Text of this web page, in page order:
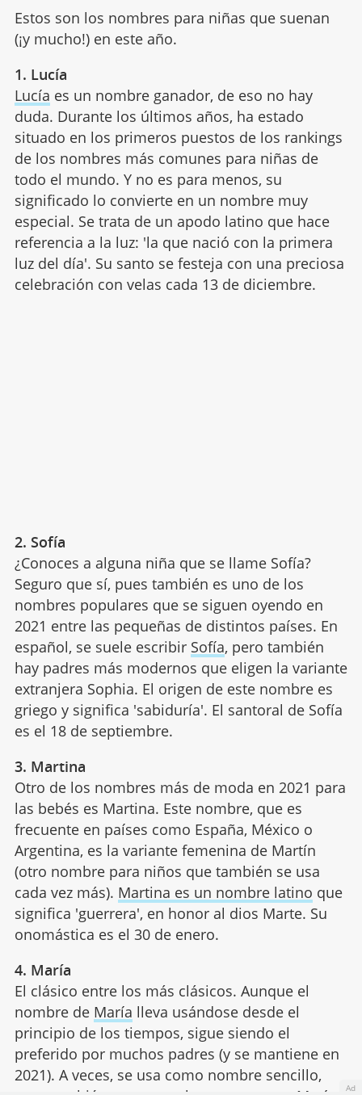
Estos son los nombres para niñas que suenan
(¡y mucho!) en este año.
1. Lucía
Lucía es un nombre ganador, de eso no hay
duda. Durante los últimos años, ha estado
situado en los primeros puestos de los rankings
de los nombres más comunes para niñas de
todo el mundo. Y no es para menos, su
significado lo convierte en un nombre muy
especial. Se trata de un apodo latino que hace
referencia a la luz: 'la que nació con la primera
luz del día'. Su santo se festeja con una preciosa
celebración con velas cada 13 de diciembre.
2. Sofía
¿Conoces a alguna niña que se llame Sofía?
Seguro que sí, pues también es uno de los
nombres populares que se siguen oyendo en
2021 entre las pequeñas de distintos países. En
español, se suele escribir Sofía, pero también
hay padres más modernos que eligen la variante
extranjera Sophia. El origen de este nombre es
griego y significa 'sabiduría'. El santoral de Sofía
es el 18 de septiembre.
3. Martina
Otro de los nombres más de moda en 2021 para
las bebés es Martina. Este nombre, que es
frecuente en países como España, México o
Argentina, es la variante femenina de Martín
(otro nombre para niños que también se usa
cada vez más). Martina es un nombre latino que
significa 'guerrera', en honor al dios Marte. Su
onomástica es el 30 de enero.
4. María
El clásico entre los más clásicos. Aunque el
nombre de María lleva usándose desde el
principio de los tiempos, sigue siendo el
preferido por muchos padres (y se mantiene en
2021). A veces, se usa como nombre sencillo,
Ad